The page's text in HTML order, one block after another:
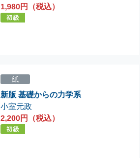
1,980円（税込）
紙
新版 基礎からの力学系
小室元政
2,200円（税込）